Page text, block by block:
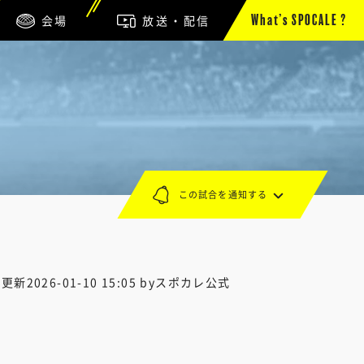
会場 放送・配信 What’s SPOCALE ?
新2026-01-10 15:05 byスポカレ公式
この試合を通知する